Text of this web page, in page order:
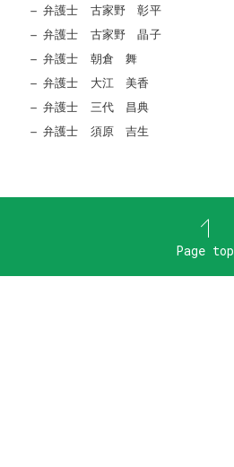
弁護士 古家野 彰平
弁護士 古家野 晶子
弁護士 朝倉 舞
弁護士 大江 美香
弁護士 三代 昌典
弁護士 須原 吉生
Page top